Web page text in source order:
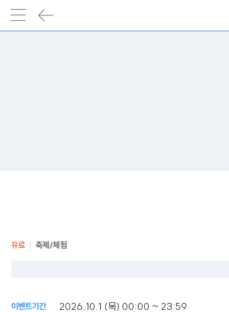
유료 축제/체험
이벤트기간 2026.10.1 (목) 00:00 ~ 23:59